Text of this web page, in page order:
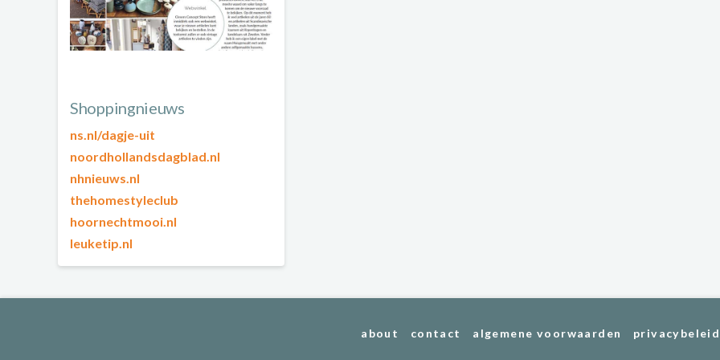
Shoppingnieuws
ns.nl/dagje-uit
noordhollandsdagblad.nl
nhnieuws.nl
thehomestyleclub
hoornechtmooi.nl
leuketip.nl
about contact algemene voorwaarden privacybeleid